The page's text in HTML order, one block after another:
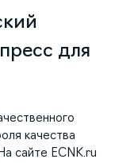
для
качества
сайте ECNK.ru